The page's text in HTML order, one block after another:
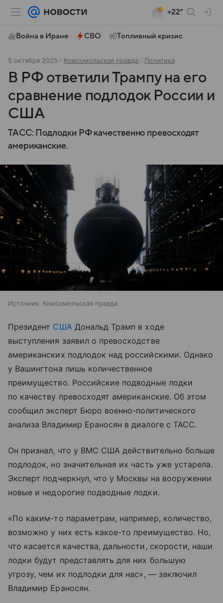
+22°
Война в Иране СВО Топливный кризис
5 октября 2025 Комсомольская правда Политика
В РФ ответили Трампу на его
сравнение подлодок России и
США
ТАСС: Подлодки РФ качественно превосходят
американские.
Источник: Комсомольская правда
Президент США Дональд Трамп в ходе
выступления заявил о превосходстве
американских подлодок над российскими. Однако
у Вашингтона лишь количественное
преимущество. Российские подводные лодки
по качеству превосходят американские. Об этом
сообщил эксперт Бюро военно-политического
анализа Владимир Ераносян в диалоге с ТАСС.
Он признал, что у ВМС США действительно больше
подлодок, но значительная их часть уже устарела.
Эксперт подчеркнул, что у Москвы на вооружении
новые и недорогие подводные лодки.
«По каким-то параметрам, например, количество,
возможно у них есть какое-то преимущество. Но,
что касается качества, дальности, скорости, наши
лодки будут представлять для них большую
угрозу, чем их подлодки для нас», — заключил
Владимир Ераносян.